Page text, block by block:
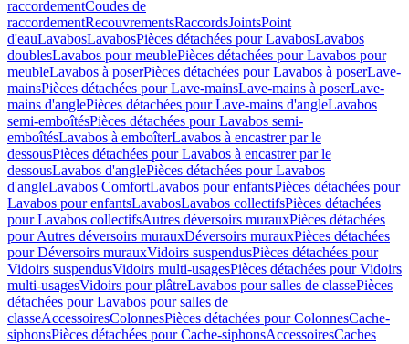
raccordementCoudes de
raccordementRecouvrementsRaccordsJointsPoint
d'eauLavabosLavabosPièces détachées pour LavabosLavabos
doublesLavabos pour meublePièces détachées pour Lavabos pour
meubleLavabos à poserPièces détachées pour Lavabos à poserLave-
mainsPièces détachées pour Lave-mainsLave-mains à poserLave-
mains d'anglePièces détachées pour Lave-mains d'angleLavabos
semi-emboîtésPièces détachées pour Lavabos semi-
emboîtésLavabos à emboîterLavabos à encastrer par le
dessousPièces détachées pour Lavabos à encastrer par le
dessousLavabos d'anglePièces détachées pour Lavabos
d'angleLavabos ComfortLavabos pour enfantsPièces détachées pour
Lavabos pour enfantsLavabosLavabos collectifsPièces détachées
pour Lavabos collectifsAutres déversoirs murauxPièces détachées
pour Autres déversoirs murauxDéversoirs murauxPièces détachées
pour Déversoirs murauxVidoirs suspendusPièces détachées pour
Vidoirs suspendusVidoirs multi-usagesPièces détachées pour Vidoirs
multi-usagesVidoirs pour plâtreLavabos pour salles de classePièces
détachées pour Lavabos pour salles de
classeAccessoiresColonnesPièces détachées pour ColonnesCache-
siphonsPièces détachées pour Cache-siphonsAccessoiresCaches